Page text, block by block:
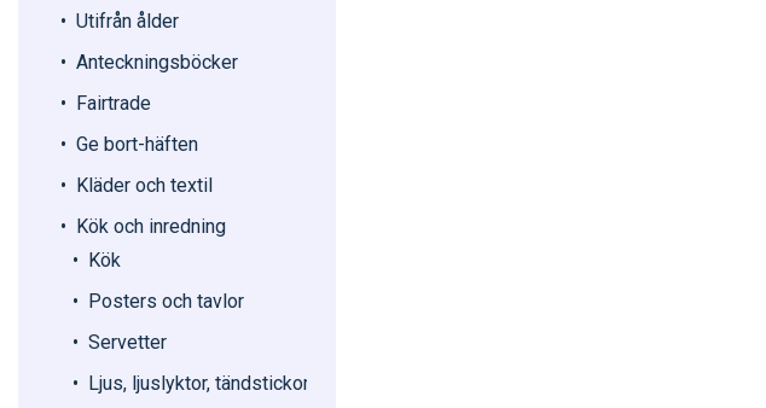
Utifrån ålder
Anteckningsböcker
Fairtrade
Ge bort-häften
Kläder och textil
Kök och inredning
Kök
Posters och tavlor
Servetter
Ljus, ljuslyktor, tändstickor